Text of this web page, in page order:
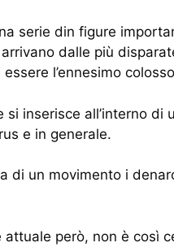
serie din figure
dalle più
l’ennesimo
si inserisce all’interno
e in generale.
di un movimento i
attuale però, non è così